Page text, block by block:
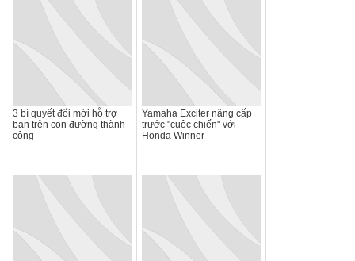
3 bí quyết đổi mới hỗ trợ
bạn trên con đường thành
công
Yamaha Exciter nâng cấp
trước "cuộc chiến" với
Honda Winner